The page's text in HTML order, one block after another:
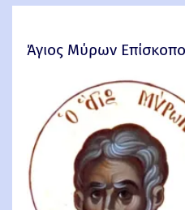
Άγιος Μύρων